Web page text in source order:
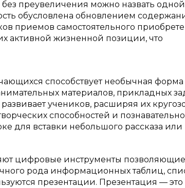
преувеличения можно назвать
обусловлена обновлением
приемов самостоятельного
активной жизненной позиции, что
способствует необычная форма
материалов, прикладных
учеников, расширяя их
способностей и
для вставки небольшого рассказа или
цифровые инструменты позволяющие
рода информационных таблиц,
презентации. Презентация — это